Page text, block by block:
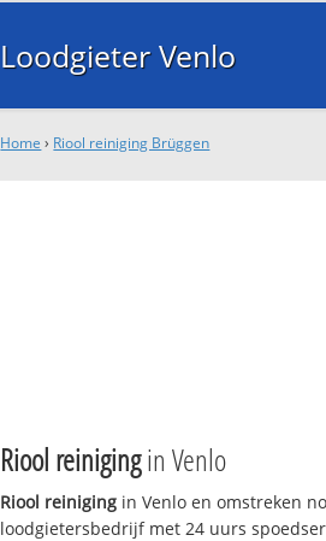
Loodgieter Venlo
Home › Riool reiniging Brüggen
Riool reinigingin Venlo
Riool reiniging in Venlo en omstreken
loodgietersbedrijf met 24 uurs